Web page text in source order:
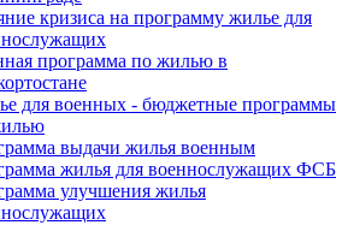
кризиса на программу жилье для
программа по жилью в
для военных - бюджетные программы
выдачи жилья военным
жилья для военнослужащих ФСБ
улучшения жилья